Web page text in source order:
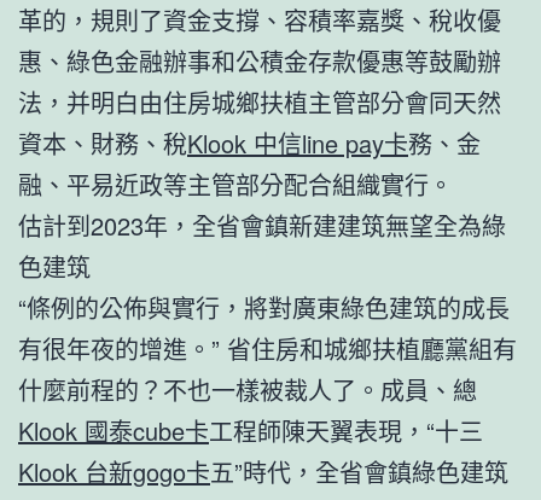
革的，規則了資金支撐、容積率嘉獎、稅收優
惠、綠色金融辦事和公積金存款優惠等鼓勵辦
法，并明白由住房城鄉扶植主管部分會同天然
資本、財務、稅Klook 中信line pay卡務、金
融、平易近政等主管部分配合組織實行。
估計到2023年，全省會鎮新建建筑無望全為綠
色建筑
“條例的公佈與實行，將對廣東綠色建筑的成長
有很年夜的增進。” 省住房和城鄉扶植廳黨組有
什麼前程的？不也一樣被裁人了。成員、總
Klook 國泰cube卡工程師陳天翼表現，“十三
Klook 台新gogo卡五”時代，全省會鎮綠色建筑